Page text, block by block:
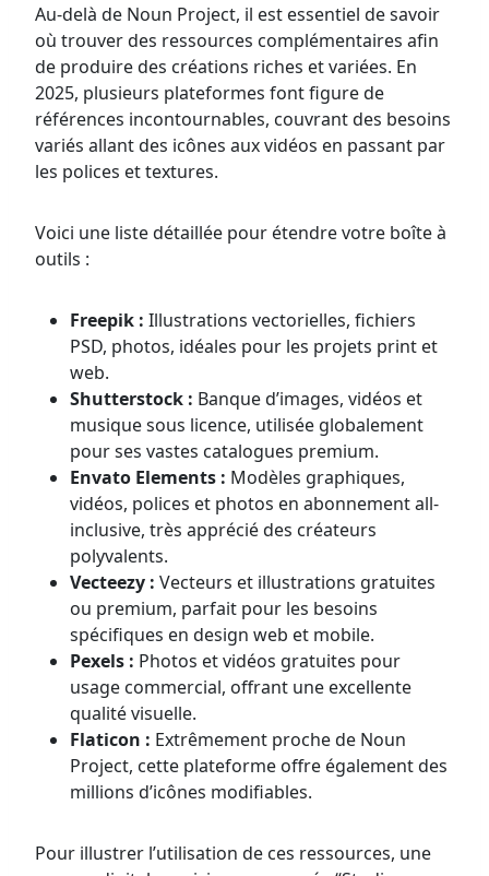
Au-delà de Noun Project, il est essentiel de savoir
où trouver des ressources complémentaires afin
de produire des créations riches et variées. En
2025, plusieurs plateformes font figure de
références incontournables, couvrant des besoins
variés allant des icônes aux vidéos en passant par
les polices et textures.
Voici une liste détaillée pour étendre votre boîte à
outils :
Freepik : Illustrations vectorielles, fichiers
PSD, photos, idéales pour les projets print et
web.
Shutterstock : Banque d’images, vidéos et
musique sous licence, utilisée globalement
pour ses vastes catalogues premium.
Envato Elements : Modèles graphiques,
vidéos, polices et photos en abonnement all-
inclusive, très apprécié des créateurs
polyvalents.
Vecteezy : Vecteurs et illustrations gratuites
ou premium, parfait pour les besoins
spécifiques en design web et mobile.
Pexels : Photos et vidéos gratuites pour
usage commercial, offrant une excellente
qualité visuelle.
Flaticon : Extrêmement proche de Noun
Project, cette plateforme offre également des
millions d’icônes modifiables.
Pour illustrer l’utilisation de ces ressources, une